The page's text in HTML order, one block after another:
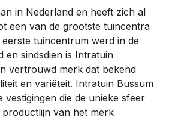
in Nederland en heeft zich al
een van de grootste tuincentra
tuincentrum werd in de
en sindsdien is Intratuin
vertrouwd merk dat bekend
en variëteit. Intratuin Bussum
vestigingen die de unieke sfeer
productlijn van het merk